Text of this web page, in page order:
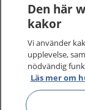
1177 på flera
Om 1177
Kontakt
Den här
kakor
Vi använder
upplevelse,
nödvändig
Läs mer om